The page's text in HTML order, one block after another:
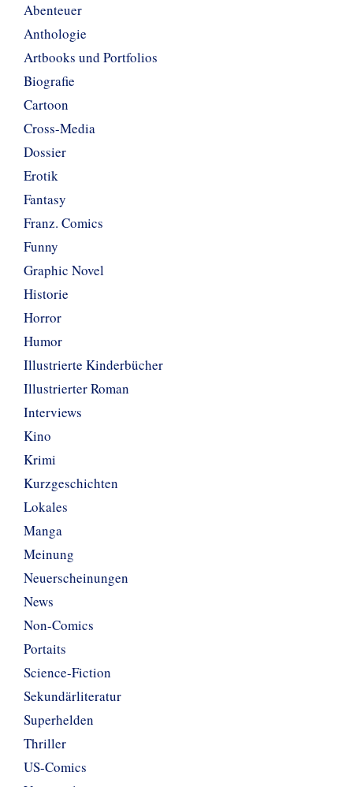
Abenteuer
Anthologie
Artbooks und Portfolios
Biografie
Cartoon
Cross-Media
Dossier
Erotik
Fantasy
Franz. Comics
Funny
Graphic Novel
Historie
Horror
Humor
Illustrierte Kinderbücher
Illustrierter Roman
Interviews
Kino
Krimi
Kurzgeschichten
Lokales
Manga
Meinung
Neuerscheinungen
News
Non-Comics
Portaits
Science-Fiction
Sekundärliteratur
Superhelden
Thriller
US-Comics